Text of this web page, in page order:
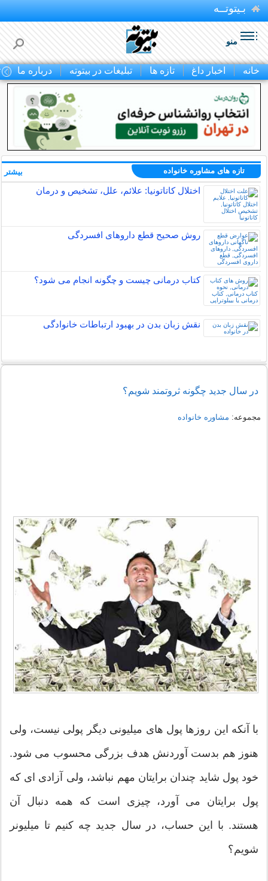
بـیتوتــه
منو
خانه اخبار داغ تازه ها تبلیغات در بیتوته درباره ما
تازه های مشاوره خانواده
اختلال کاتاتونیا: علائم، علل، تشخیص و درمان
روش صحیح قطع داروهای افسردگی
کتاب درمانی چیست و چگونه انجام می شود؟
نقش زبان بدن در بهبود ارتباطات خانوادگی
بیشتر
در سال جدید چگونه ثروتمند شویم؟
مجموعه: مشاوره خانواده
با آنکه این روزها پول های میلیونی دیگر پولی نیست، ولی
هنوز هم بدست آوردنش هدف بزرگی محسوب می شود.
خود پول شاید چندان برایتان مهم نباشد، ولی آزادی ای که
پول برایتان می آورد، چیزی است که همه دنبال آن
هستند. با این حساب، در سال جدید چه کنیم تا میلیونر
شویم؟